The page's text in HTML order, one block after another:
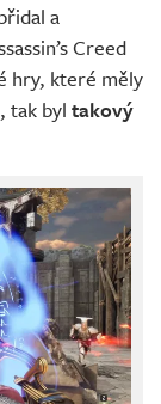
a
Creed
hry, které měly
tak byltakový